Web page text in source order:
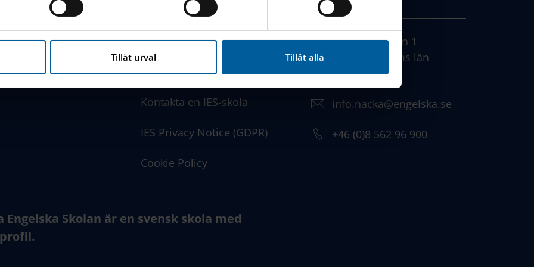
webbplats hanterar dina personuppgifterhär.
Tillåt urval Tillåt alla
LÄNKAR
www.engelska.se
SchoolSoft Login
Kontakta en IES-skola
IES Privacy Notice (GDPR)
Cookie Policy
KONTAKT
Augustendalsvägen 1
131 52 , Stockholms län
Sweden
info.nacka@engelska.se
​+46 (0)8 562 96 900
Skolan är en svensk skola med